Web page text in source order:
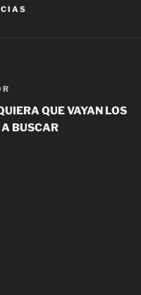
QUE VAYAN LOS
BUSCAR